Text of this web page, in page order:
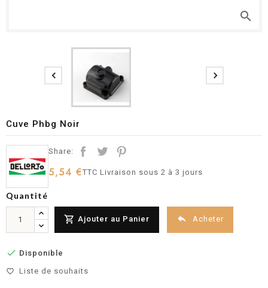
search
 
Cuve Phbg Noir
Share:
5,54 €TTCLivraison sous 2 à 3 jours
Quantité
 Ajouter au Panier  Acheter
 Disponible
favorite_border Liste de souhaits